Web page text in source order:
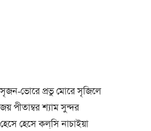
সৃজন-ভোরে প্রভু মোরে সৃজিলে
জয় পীতাম্বর শ্যাম সুন্দর
হেসে হেসে কল্‌সি নাচাইয়া